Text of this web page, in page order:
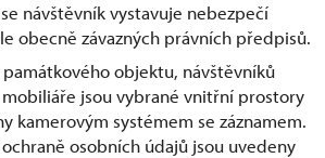
návštěvník vystavuje nebezpečí
obecně závazných právních předpisů.
památkového objektu, návštěvníků
jsou vybrané vnitřní prostory
kamerovým systémem se záznamem.
osobních údajů jsou uvedeny